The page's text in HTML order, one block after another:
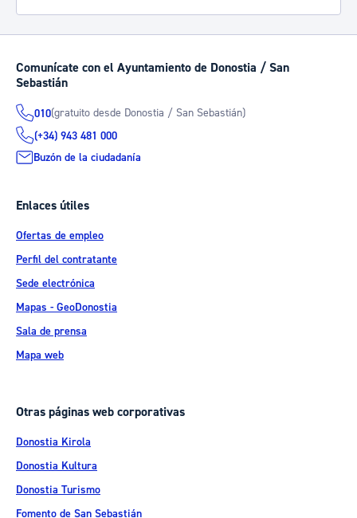
Comunícate con el Ayuntamiento de Donostia / San
Sebastián
010(gratuito desde Donostia / San Sebastián)
(+34) 943 481 000
Buzón de la ciudadanía
Enlaces útiles
Ofertas de empleo
Perfil del contratante
Sede electrónica
Mapas - GeoDonostia
Sala de prensa
Mapa web
Otras páginas web corporativas
Donostia Kirola
Donostia Kultura
Donostia Turismo
Fomento de San Sebastián